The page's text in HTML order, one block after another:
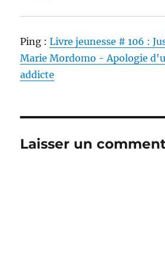
Ping :Livre jeunesse # 106 :
Marie Mordomo - Apologie
addicte
Laisser un